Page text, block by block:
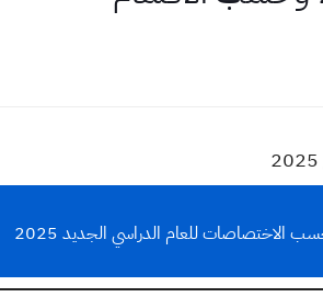
الاختصاصات للعام الدراسي الجديد 2025